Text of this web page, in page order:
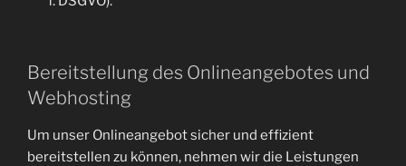
Bereitstellung des Onlineangebotes und
Webhosting
Um unser Onlineangebot sicher und effizient
bereitstellen zu können, nehmen wir die Leistungen